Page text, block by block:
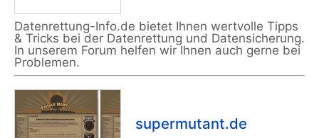
Datenrettung-Info.de bietet Ihnen wertvolle Tipps
& Tricks bei der Datenrettung und Datensicherung.
In unserem Forum helfen wir Ihnen auch gerne bei
Problemen.
supermutant.de